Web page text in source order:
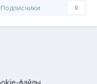
Подписчики 0